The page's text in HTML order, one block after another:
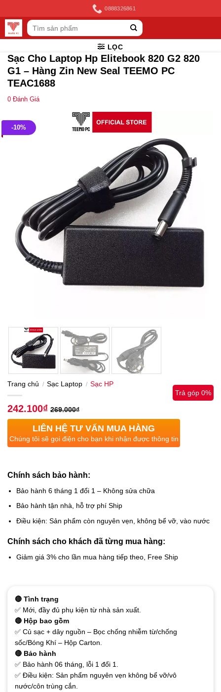
to
content
0888326861
Tìm
kiếm:
LỌC
Sạc Cho Laptop Hp Elitebook 820 G2 820
G1 – Hàng Zin New Seal TEEMO PC
TEAC1688
0 Đánh Giá
-10%
Trang chủ / Sạc Laptop / Sạc HP
242.100₫ 269.000₫
Trả góp 0%
LIÊN HỆ TƯ VẤN MUA HÀNG
Chúng tôi sẽ gọi điện cho bạn khi nhận được thông tin
Chính sách bảo hành:
Bảo hành 6 tháng 1 đổi 1 – Không sửa chữa
Bảo hành tận nhà, hỗ trợ phí Ship
Điều kiện: Sản phẩm còn nguyên vẹn, không bể vỡ, vào nước
Chính sách cho khách đã từng mua hàng:
Giảm giá 3% cho lần mua hàng tiếp theo, Free Ship
🔴 Tình trạng
✅ Mới, đầy đủ phụ kiện từ nhà sản xuất.
🔴 Hộp bao gồm
✅ Củ sạc + dây nguồn – Bọc chống nhiễm từ/chống
sốc/Bóng Khí – Hộp Carton.
🔴 Bảo hành
✅ Bảo hành 06 tháng, lỗi 1 đổi 1.
✅ Điều kiện: Sản phẩm nguyên vẹn không bể vỡ/vô
nước/côn trùng cắn.